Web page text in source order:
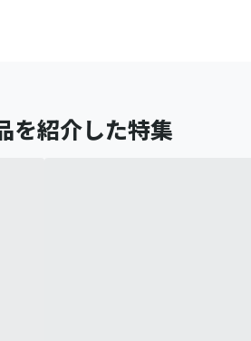
を紹介した特集